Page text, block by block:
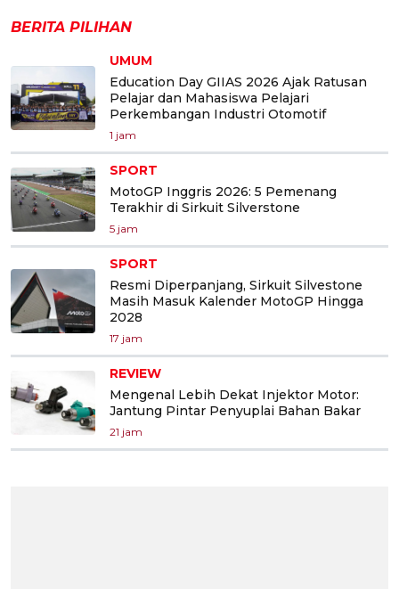
BERITA PILIHAN
UMUM
Education Day GIIAS 2026 Ajak Ratusan
Pelajar dan Mahasiswa Pelajari
Perkembangan Industri Otomotif
1 jam
SPORT
MotoGP Inggris 2026: 5 Pemenang
Terakhir di Sirkuit Silverstone
5 jam
SPORT
Resmi Diperpanjang, Sirkuit Silvestone
Masih Masuk Kalender MotoGP Hingga
2028
17 jam
REVIEW
Mengenal Lebih Dekat Injektor Motor:
Jantung Pintar Penyuplai Bahan Bakar
21 jam